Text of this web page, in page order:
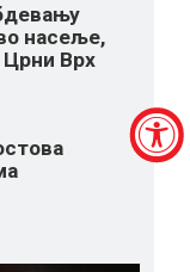
насеље,
Црни Врх